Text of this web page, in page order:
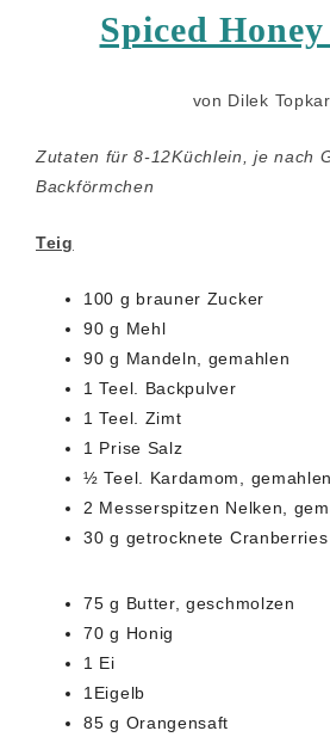
Spiced
von Dilek
Zutaten für 8-12Küchlein, je nach
Backförmchen
Teig
100 g brauner Zucker
90 g Mehl
90 g Mandeln, gemahlen
1 Teel. Backpulver
1 Teel. Zimt
1 Prise Salz
½ Teel. Kardamom, gemahlen
2 Messerspitzen Nelken,
30 g getrocknete Cranberries
75 g Butter, geschmolzen
70 g Honig
1 Ei
1Eigelb
85 g Orangensaft